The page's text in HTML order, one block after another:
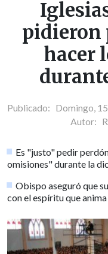
pidieron
hacer
Publicado: Domingo,
Autor:
Es "justo" pedir
omisiones" durante la
Obispo aseguró que
con el espíritu que anima